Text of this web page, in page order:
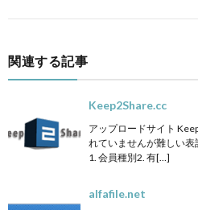
関連する記事
Keep2Share.cc
アップロードサイト
れていませんが難しい
1. 会員種別2. 有[…]
alfafile.net